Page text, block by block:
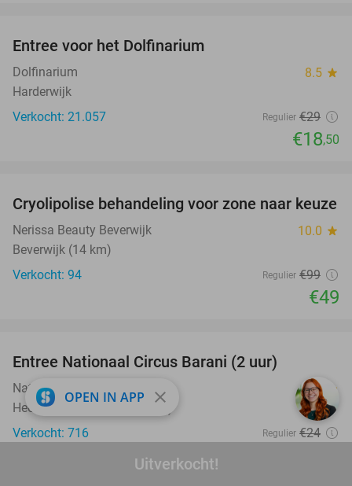
Uitverkocht!
Entree voor het Dolfinarium
Dolfinarium 8.5 star
Harderwijk
Verkocht: 21.057
Regulier €29
€18,50
51%
Cryolipolise behandeling voor zone naar keuze
Nerissa Beauty Beverwijk 10.0 star
Beverwijk (14 km)
Verkocht: 94
Regulier €99
€49
Entree Nationaal Circus Barani (2 uur)
Nationaal Circus Barani 9.5 star
Heerhugowaard (+4 locaties)
Verkocht: 716
Regulier €24
OPEN IN APP close